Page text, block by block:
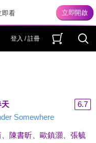
即看
登入 / 註冊
6.7
Somewhere
、 陳書昕、 歐鎮灝、 張毓